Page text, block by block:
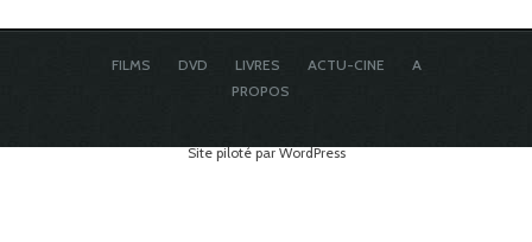
FILMS DVD LIVRES ACTU-CINE
A
PROPOS
Site piloté par WordPress